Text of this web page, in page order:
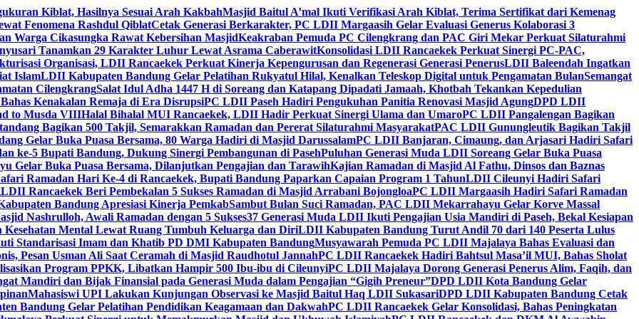
Kiblat, Hasilnya Sesuai Arah KakbahMasjid Baitul A’mal Ikuti Verifikasi Arah Kiblat, Terima Sertifikat dari Kemenag
Fenomena Rashdul QiblatCetak Generasi Berkarakter, PC LDII Margaasih Gelar Evaluasi Generus Kolaborasi 3
Warga Cikasungka Rawat Kebersihan MasjidKeakraban Pemuda PC Cilengkrang dan PAC Giri Mekar Perkuat Silaturahmi
Tanamkan 29 Karakter Luhur Lewat Asrama CaberawitKonsolidasi LDII Rancaekek Perkuat Sinergi PC-PAC,
Organisasi, LDII Rancaekek Perkuat Kinerja Kepengurusan dan Regenerasi Generasi PenerusLDII Baleendah Ingatkan
IslamLDII Kabupaten Bandung Gelar Pelatihan Rukyatul Hilal, Kenalkan Teleskop Digital untuk Pengamatan BulanSemangat
CilengkrangSalat Idul Adha 1447 H di Soreang dan Katapang Dipadati Jamaah, Khotbah Tekankan Kepedulian
Kenakalan Remaja di Era DisrupsiPC LDII Paseh Hadiri Pengukuhan Panitia Renovasi Masjid AgungDPD LDII
to Musda VIIIHalal Bihalal MUI Rancaekek, LDII Hadir Perkuat Sinergi Ulama dan UmaroPC LDII Pangalengan Bagikan
Bagikan 500 Takjil, Semarakkan Ramadan dan Pererat Silaturahmi MasyarakatPAC LDII Gunungleutik Bagikan Takjil
Gelar Buka Puasa Bersama, 80 Warga Hadiri di Masjid DarussalamPC LDII Banjaran, Cimaung, dan Arjasari Hadiri Safari
ke-5 Bupati Bandung, Dukung Sinergi Pembangunan di PasehPuluhan Generasi Muda LDII Soreang Gelar Buka Puasa
Gelar Buka Puasa Bersama, Dilanjutkan Pengajian dan TarawihKajian Ramadan di Masjid Al Fathu, Dinsos dan Baznas
Ramadan Hari Ke-4 di Rancaekek, Bupati Bandung Paparkan Capaian Program 1 TahunLDII Cileunyi Hadiri Safari
LDII Rancaekek Beri Pembekalan 5 Sukses Ramadan di Masjid Arrabani BojongloaPC LDII Margaasih Hadiri Safari Ramadan
Bandung Apresiasi Kinerja PemkabSambut Bulan Suci Ramadan, PAC LDII Mekarrahayu Gelar Korve Massal
Nashrulloh, Awali Ramadan dengan 5 Sukses37 Generasi Muda LDII Ikuti Pengajian Usia Mandiri di Paseh, Bekal Kesiapan
Mental Lewat Ruang Tumbuh Keluarga dan DiriLDII Kabupaten Bandung Turut Andil 70 dari 140 Peserta Lulus
Standarisasi Imam dan Khatib PD DMI Kabupaten BandungMusyawarah Pemuda PC LDII Majalaya Bahas Evaluasi dan
Pesan Usman Ali Saat Ceramah di Masjid Raudhotul JannahPC LDII Rancaekek Hadiri Bahtsul Masa’il MUI, Bahas Sholat
Program PPKK, Libatkan Hampir 500 Ibu-ibu di CileunyiPC LDII Majalaya Dorong Generasi Penerus Alim, Faqih, dan
Mandiri dan Bijak Finansial pada Generasi Muda dalam Pengajian “Gigih Preneur”DPD LDII Kota Bandung Gelar
Mahasiswi UPI Lakukan Kunjungan Observasi ke Masjid Baitul Haq LDII SukasariDPD LDII Kabupaten Bandung Cetak
Bandung Gelar Pelatihan Pendidikan Keagamaan dan DakwahPC LDII Rancaekek Gelar Konsolidasi, Bahas Peningkatan